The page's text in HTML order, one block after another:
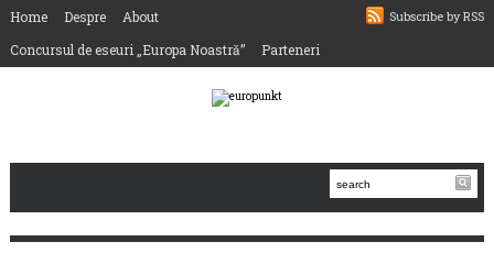
Subscribe by RSS
Home Despre
About
Concursul de eseuri „Europa Noastră”
Parteneri